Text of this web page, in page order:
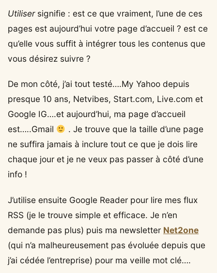
Utiliser signifie : est ce que vraiment, l’une de ces
pages est aujourd’hui votre page d’accueil ? est ce
qu’elle vous suffit à intégrer tous les contenus que
vous désirez suivre ?
De mon côté, j’ai tout testé….My Yahoo depuis
presque 10 ans, Netvibes, Start.com, Live.com et
Google IG….et aujourd’hui, ma page d’accueil
est…..Gmail
. Je trouve que la taille d’une page
ne suffira jamais à inclure tout ce que je dois lire
chaque jour et je ne veux pas passer à côté d’une
info !
J’utilise ensuite Google Reader pour lire mes flux
RSS (je le trouve simple et efficace. Je n’en
demande pas plus) puis ma newsletter Net2one
(qui n’a malheureusement pas évoluée depuis que
j’ai cédée l’entreprise) pour ma veille mot clé….